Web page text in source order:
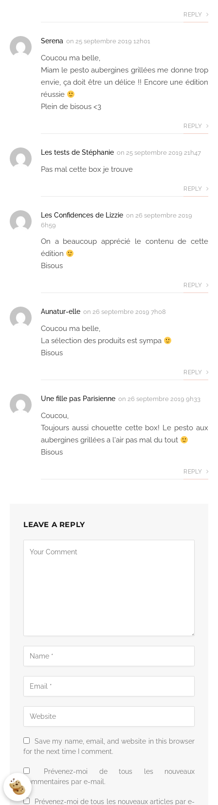
REPLY
Serena on 25 septembre 2019 12h01
Coucou ma belle,
Miam le pesto aubergines grillées me donne trop
envie, ça doit être un délice !! Encore une édition
réussie
Plein de bisous <3
REPLY
Les tests de Stéphanie on 25 septembre 2019 21h47
Pas mal cette box je trouve
REPLY
Les Confidences de Lizzie on 26 septembre 2019
6h59
On a beaucoup apprécié le contenu de cette
édition
Bisous
REPLY
Aunatur-elle on 26 septembre 2019 7h08
Coucou ma belle,
La sélection des produits est sympa
Bisous
REPLY
Une fille pas Parisienne on 26 septembre 2019 9h33
Coucou,
Toujours aussi chouette cette box! Le pesto aux
aubergines grillées a l'air pas mal du tout
Bisous
REPLY
LEAVE A REPLY
Save my name, email, and website in this browser
for the next time I comment.
Prévenez-moi de tous les nouveaux
commentaires par e-mail.
Prévenez-moi de tous les nouveaux articles par e-